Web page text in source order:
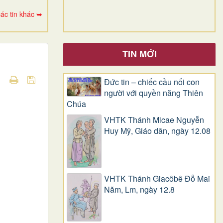
tin khác ➥
TIN MỚI
Đức tin – chiếc cầu nối con
người với quyền năng Thiên
Chúa
VHTK Thánh Micae Nguyễn
Huy Mỹ, Giáo dân, ngày 12.08
VHTK Thánh Giacôbê Ðỗ Mai
Năm, Lm, ngày 12.8